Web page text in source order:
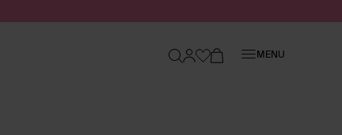
MENU